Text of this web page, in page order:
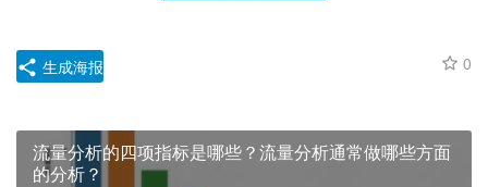
0
生成海报
流量分析的四项指标是哪些？流量分析通常做哪些方面
的分析？